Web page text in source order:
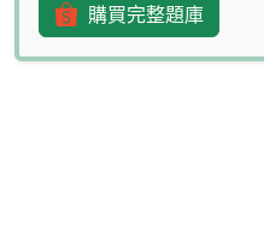
購買完整題庫